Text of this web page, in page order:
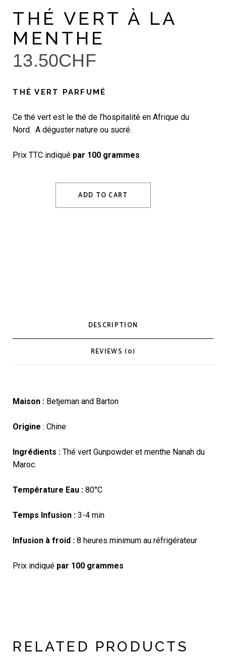
THÉ VERT À LA
MENTHE
13.50CHF
THÉ VERT PARFUMÉ
Ce thé vert est le thé de l’hospitalité en Afrique du
Nord. A déguster nature ou sucré.
Prix TTC indiqué par 100 grammes
ADD TO CART
DESCRIPTION
REVIEWS (0)
Maison : Betjeman and Barton
Origine : Chine
Ingrédients : Thé vert Gunpowder et menthe Nanah du
Maroc.
Température Eau : 80°C
Temps Infusion : 3-4 min
Infusion à froid : 8 heures minimum au réfrigérateur
Prix indiqué par 100 grammes
RELATED PRODUCTS